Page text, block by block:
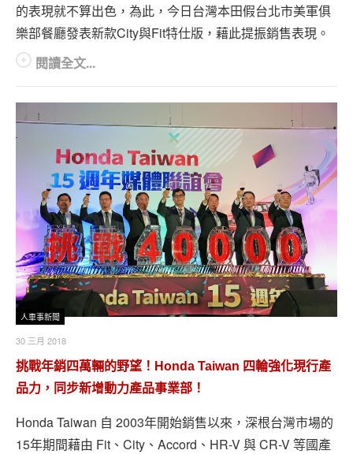
的表現就不算出色，為此，今日台灣本田假台北市美軍俱
樂部餐廳發表新款City與Fit特仕版，藉此提振銷售表現。
閱讀全文...
人車事新聞
30 三月 2018
挑戰年銷四萬輛的野望！Honda Taiwan 四輪強化現行產
品力，同步新增動力產品事業部！
Honda Taiwan 自 2003年開始銷售以來，深根台灣市場的
15年期間藉由 Fit、City、Accord、HR-V 與 CR-V 等國產